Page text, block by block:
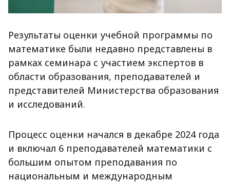
Результаты оценки учебной программы по
математике были недавно представлены в
рамках семинара с участием экспертов в
области образования, преподавателей и
представителей Министерства образования
и исследований.
Процесс оценки начался в декабре 2024 года
и включал 6 преподавателей математики с
большим опытом преподавания по
национальным и международным